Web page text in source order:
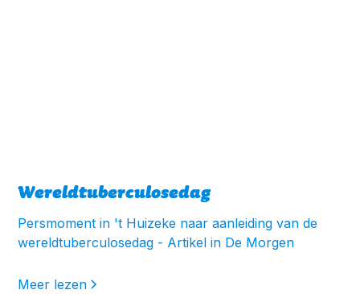
Wereldtuberculosedag
Persmoment in 't Huizeke naar aanleiding van de
wereldtuberculosedag - Artikel in De Morgen
Meer lezen